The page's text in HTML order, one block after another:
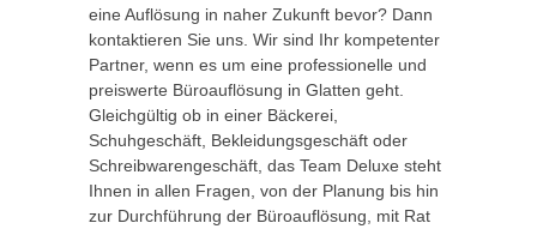
eine Auflösung in naher Zukunft bevor? Dann
kontaktieren Sie uns. Wir sind Ihr kompetenter
Partner, wenn es um eine professionelle und
preiswerte Büroauflösung in Glatten geht.
Gleichgültig ob in einer Bäckerei,
Schuhgeschäft, Bekleidungsgeschäft oder
Schreibwarengeschäft, das Team Deluxe steht
Ihnen in allen Fragen, von der Planung bis hin
zur Durchführung der Büroauflösung, mit Rat